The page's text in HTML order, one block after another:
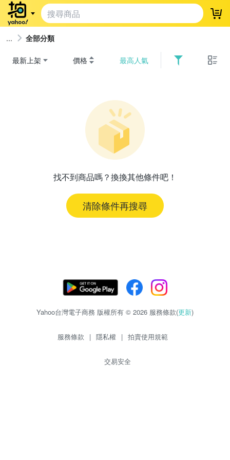
登
全部分類
最新上架 價格 最高人氣
找不到商品嗎？換換其他條件吧！
清除條件再搜尋
Yahoo台灣電子商務 版權所有 © 2026 服務條款(更新)
服務條款 | 隱私權 | 拍賣使用規範
交易安全